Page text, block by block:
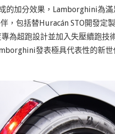
的加分效果，Lamborghini為
，包括替Huracán STO開發定
為超跑設計並加入失壓續跑
發表極具代表性的新